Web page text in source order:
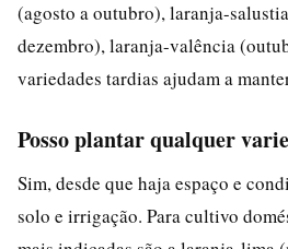
(agosto a outubro), laranja-
dezembro), laranja-valência
variedades tardias ajudam a
Posso plantar qualquer
Sim, desde que haja espaço e
solo e irrigação. Para cultivo